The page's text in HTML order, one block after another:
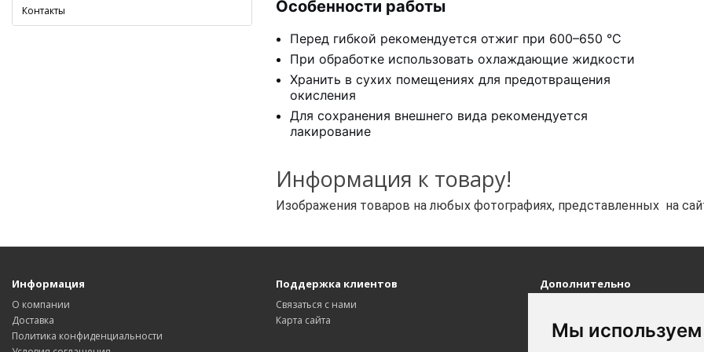
Мы используем
Контакты Особенности работы
Перед гибкой рекомендуется отжиг при 600–650 °C
При обработке использовать охлаждающие жидкости
Хранить в сухих помещениях для предотвращения
окисления
Для сохранения внешнего вида рекомендуется
лакирование
Информация к товару!
Изображения товаров на любых фотографиях, представленных на
Информация
О компании
Доставка
Политика конфиденциальности
Поддержка клиентов
Связаться с нами
Карта сайта
Дополнительно
История заказов
Закладки